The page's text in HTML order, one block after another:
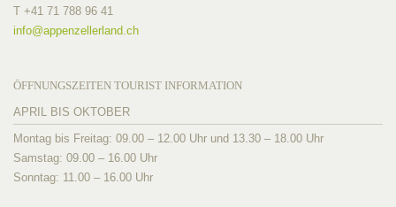
T +41 71 788 96 41
info@appenzellerland.ch
ÖFFNUNGSZEITEN TOURIST INFORMATION
APRIL BIS OKTOBER
Montag bis Freitag: 09.00 – 12.00 Uhr und 13.30 – 18.00 Uhr
Samstag: 09.00 – 16.00 Uhr
Sonntag: 11.00 – 16.00 Uhr